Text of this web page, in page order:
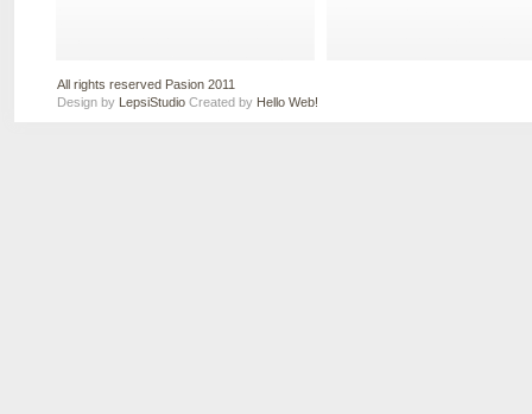
All rights reserved Pasion 2011
Design by LepsiStudio Created by Hello Web!